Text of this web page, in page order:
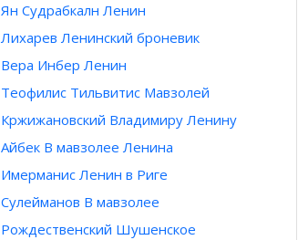
Ян Судрабкалн Ленин
Лихарев Ленинский броневик
Вера Инбер Ленин
Теофилис Тильвитис Мавзолей
Кржижановский Владимиру Ленину
Айбек В мавзолее Ленина
Имерманис Ленин в Риге
Сулейманов В мавзолее
Рождественский Шушенское